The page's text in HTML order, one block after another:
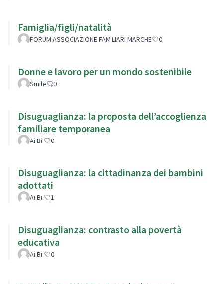
Famiglia/figli/natalità
FORUM ASSOCIAZIONE FAMILIARI MARCHE 0
Donne e lavoro per un mondo sostenibile
Smile 0
Disuguaglianza: la proposta dell’accoglienza
familiare temporanea
Ai.Bi. 0
Disuguaglianza: la cittadinanza dei bambini
adottati
Ai.Bi. 1
Disuguaglianza: contrasto alla povertà
educativa
Ai.Bi. 0